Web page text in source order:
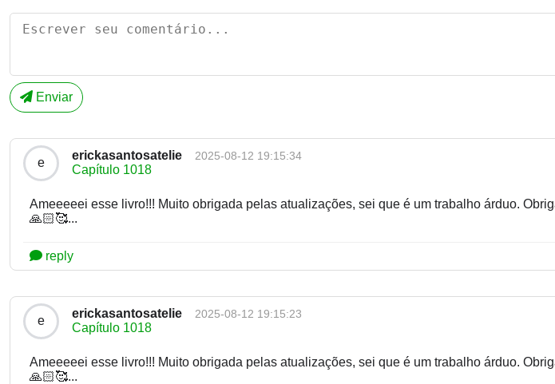
Enviar
e
erickasantosatelie 2025-08-12 19:15:34
Capítulo 1018
Ameeeeei esse livro!!! Muito obrigada pelas atualizações, sei que é um trabalho árduo.
🙏🏻🥰...
reply
e
erickasantosatelie 2025-08-12 19:15:23
Capítulo 1018
Ameeeeei esse livro!!! Muito obrigada pelas atualizações, sei que é um trabalho árduo.
🙏🏻🥰...